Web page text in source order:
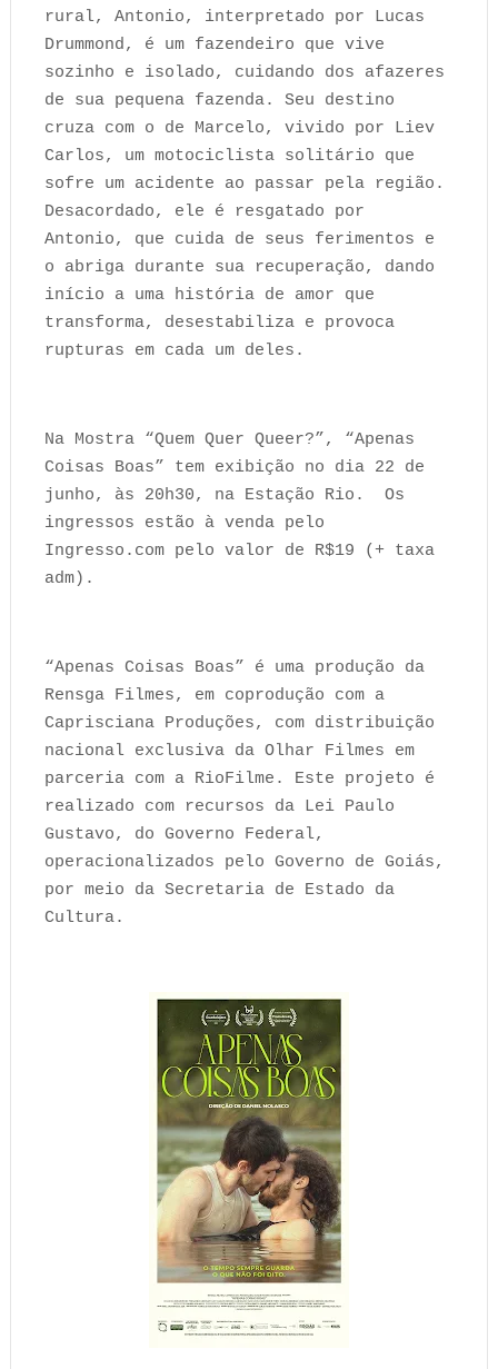
rural, Antonio, interpretado por Lucas
Drummond, é um fazendeiro que vive
sozinho e isolado, cuidando dos afazeres
de sua pequena fazenda. Seu destino
cruza com o de Marcelo, vivido por Liev
Carlos, um motociclista solitário que
sofre um acidente ao passar pela região.
Desacordado, ele é resgatado por
Antonio, que cuida de seus ferimentos e
o abriga durante sua recuperação, dando
início a uma história de amor que
transforma, desestabiliza e provoca
rupturas em cada um deles.
Na Mostra “Quem Quer Queer?”, “Apenas
Coisas Boas” tem exibição no dia 22 de
junho, às 20h30, na Estação Rio. Os
ingressos estão à venda pelo
Ingresso.com pelo valor de R$19 (+ taxa
adm).
“Apenas Coisas Boas” é uma produção da
Rensga Filmes, em coprodução com a
Caprisciana Produções, com distribuição
nacional exclusiva da Olhar Filmes em
parceria com a RioFilme. Este projeto é
realizado com recursos da Lei Paulo
Gustavo, do Governo Federal,
operacionalizados pelo Governo de Goiás,
por meio da Secretaria de Estado da
Cultura.